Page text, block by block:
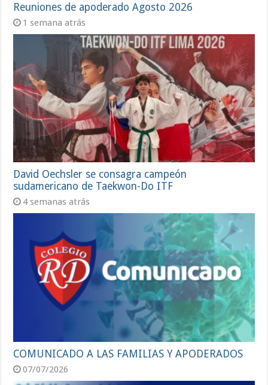
Reuniones de apoderado Agosto 2026
1 semana atrás
David Oechsler se consagra campeón
sudamericano de Taekwon-Do ITF
4 semanas atrás
COMUNICADO A LAS FAMILIAS Y APODERADOS
07/07/2026